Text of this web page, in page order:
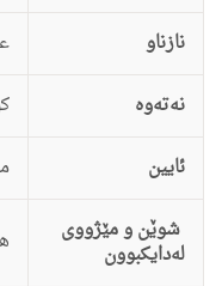
نازناو
نەتەوە
ئایین
شوێن و مێژووی
لەدایکبوون